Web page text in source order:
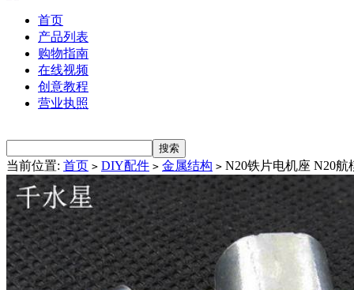
首页
产品列表
购物指南
在线视频
创意教程
营业执照
当前位置: 首页 > DIY配件 > 金属结构 > N20铁片电机座 N20